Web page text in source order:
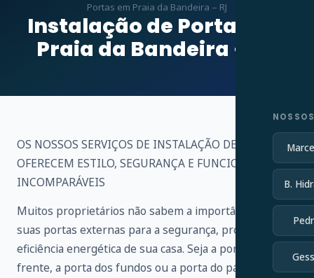
B.
Portas em Praia da Bandeira – RJ
Instalação de Portas em
Praia da Bandeira – RJ
OS NOSSOS SERVIÇOS DE INSTALAÇÃO DE PORTAS
OFERECEM ESTILO, SEGURANÇA E FUNCIONALIDADE
INCOMPARÁVEIS
Muitos proprietários não sabem a importância de
suas portas externas para a segurança, proteção e
eficiência energética de sua casa. Seja a porta da
frente, a porta dos fundos ou a porta do pátio, cada